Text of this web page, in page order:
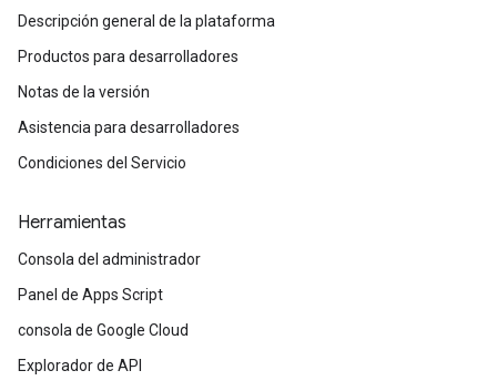
Descripción general de la plataforma
Productos para desarrolladores
Notas de la versión
Asistencia para desarrolladores
Condiciones del Servicio
Herramientas
Consola del administrador
Panel de Apps Script
consola de Google Cloud
Explorador de API